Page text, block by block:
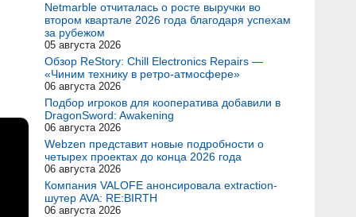
Netmarble отчиталась о росте выручки во
втором квартале 2026 года благодаря успехам
за рубежом
05 августа 2026
Обзор ReStory: Chill Electronics Repairs —
«Чиним технику в ретро-атмосфере»
06 августа 2026
Подбор игроков для кооператива добавили в
DragonSword: Awakening
06 августа 2026
Webzen представит новые подробности о
четырех проектах до конца 2026 года
06 августа 2026
Компания VALOFE анонсировала extraction-
шутер AVA: RE:BIRTH
06 августа 2026